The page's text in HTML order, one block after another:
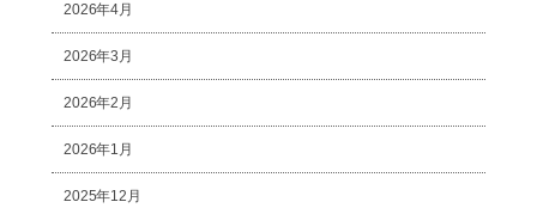
2026年4月
2026年3月
2026年2月
2026年1月
2025年12月